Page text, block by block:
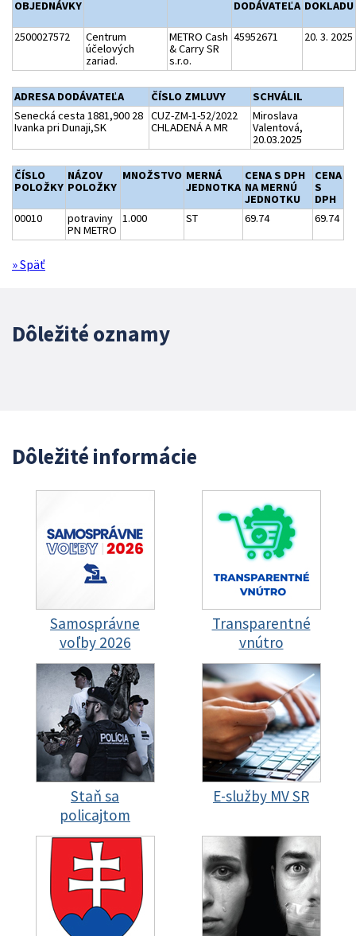
OBJEDNÁVKY
DODÁVATEĽA DOKLADU
2500027572
Centrum
účelových
zariad.
METRO Cash
& Carry SR
s.r.o.
45952671 20. 3. 2025
ADRESA DODÁVATEĽA ČÍSLO ZMLUVY
SCHVÁLIL
Senecká cesta 1881,900 28
Ivanka pri Dunaji,SK
CUZ-ZM-1-52/2022
CHLADENÁ A MR
Miroslava
Valentová,
20.03.2025
ČÍSLO
POLOŽKY
NÁZOV
POLOŽKY
MNOŽSTVO MERNÁ
JEDNOTKA
CENA S DPH
NA MERNÚ
JEDNOTKU
CENA
S
DPH
00010
potraviny
PN METRO
1.000 ST 69.74 69.74
» Späť
Dôležité oznamy
Dôležité informácie
Samosprávne
voľby 2026
Transparentné
vnútro
Staň sa
policajtom
E-služby MV SR